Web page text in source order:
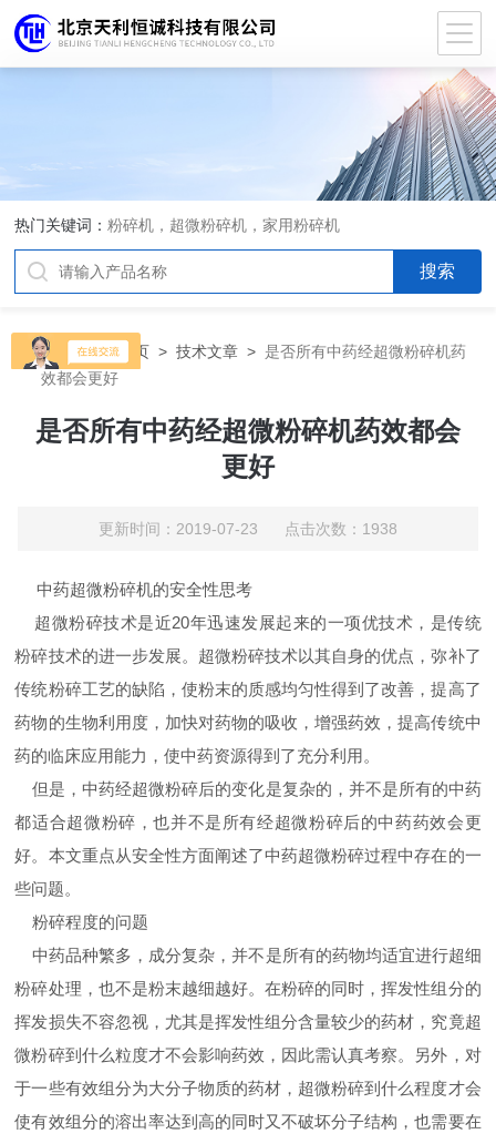
热门关键词：粉碎机，超微粉碎机，家用粉碎机
当前位置：首页 >技术文章 > 是否所有中药经超微粉碎机药
效都会更好
是否所有中药经超微粉碎机药效都会
更好
更新时间：2019-07-23 点击次数：1938
中药超微粉碎机的安全性思考
超微粉碎技术是近20年迅速发展起来的一项优技术，是传统
粉碎技术的进一步发展。超微粉碎技术以其自身的优点，弥补了
传统粉碎工艺的缺陷，使粉末的质感均匀性得到了改善，提高了
药物的生物利用度，加快对药物的吸收，增强药效，提高传统中
药的临床应用能力，使中药资源得到了充分利用。
但是，中药经超微粉碎后的变化是复杂的，并不是所有的中药
都适合超微粉碎，也并不是所有经超微粉碎后的中药药效会更
好。本文重点从安全性方面阐述了中药超微粉碎过程中存在的一
些问题。
粉碎程度的问题
中药品种繁多，成分复杂，并不是所有的药物均适宜进行超细
粉碎处理，也不是粉末越细越好。在粉碎的同时，挥发性组分的
挥发损失不容忽视，尤其是挥发性组分含量较少的药材，究竟超
微粉碎到什么粒度才不会影响药效，因此需认真考察。另外，对
于一些有效组分为大分子物质的药材，超微粉碎到什么程度才会
使有效组分的溶出率达到高的同时又不破坏分子结构，也需要在